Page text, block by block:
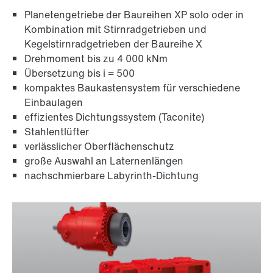
Planetengetriebe der Baureihen XP solo oder in
Kombination mit Stirnradgetrieben und
Kegelstirnradgetrieben der Baureihe X
Drehmoment bis zu 4 000 kNm
Übersetzung bis i = 500
kompaktes Baukastensystem für verschiedene
Einbaulagen
effizientes Dichtungssystem (Taconite)
Stahlentlüfter
verlässlicher Oberflächenschutz
große Auswahl an Laternenlängen
nachschmierbare Labyrinth-Dichtung